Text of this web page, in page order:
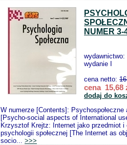
NUMER 3-
wydawnictwo:
wydanie I
cena netto:
cena 15,68
dodaj do
W numerze [Contents]:
[Psycho-social aspects of International
Krzysztof Krejtz: Internet jako przedmiot i
psychologii społecznej [The Internet as
socio... >>>